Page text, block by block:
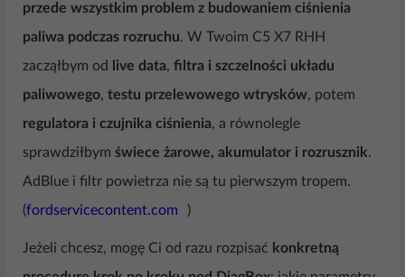
przede wszystkim problem z budowaniem ciśnienia
paliwa podczas rozruchu. W Twoim C5 X7 RHH
zacząłbym od
live data, filtra i szczelności układu
paliwowego, testu przelewowego wtrysków, potem
regulatora i czujnika ciśnienia, a równolegle
sprawdziłbym świece żarowe, akumulator i rozrusznik.
AdBlue i filtr powietrza nie są tu pierwszym tropem.
(fordservicecontent.com )
Jeżeli chcesz, mogę Ci od razu rozpisać konkretną